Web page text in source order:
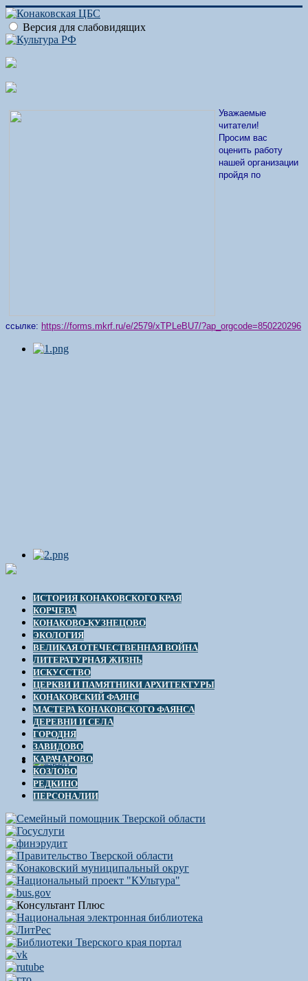
Версия для слабовидящих
Уважаемые
читатели!
Просим вас
оценить работу
нашей организации
пройдя по
ссылке: https://forms.mkrf.ru/e/2579/xTPLeBU7/?ap_orgcode=850220296
ИСТОРИЯ КОНАКОВСКОГО КРАЯ
КОРЧЕВА
КОНАКОВО-КУЗНЕЦОВО
ЭКОЛОГИЯ
ВЕЛИКАЯ ОТЕЧЕСТВЕННАЯ ВОЙНА
ЛИТЕРАТУРНАЯ ЖИЗНЬ
ИСКУССТВО
ЦЕРКВИ И ПАМЯТНИКИ АРХИТЕКТУРЫ
КОНАКОВСКИЙ ФАЯНС
МАСТЕРА КОНАКОВСКОГО ФАЯНСА
ДЕРЕВНИ И СЕЛА
ГОРОДНЯ
ЗАВИДОВО
КАРАЧАРОВО
КОЗЛОВО
РЕДКИНО
ПЕРСОНАЛИИ